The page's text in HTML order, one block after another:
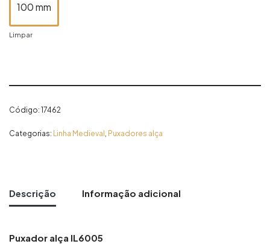
100 mm
Limpar
Código:17462
Categorias: Linha Medieval Puxadores alça
Descrição Informação adicional
Puxador alça IL6005